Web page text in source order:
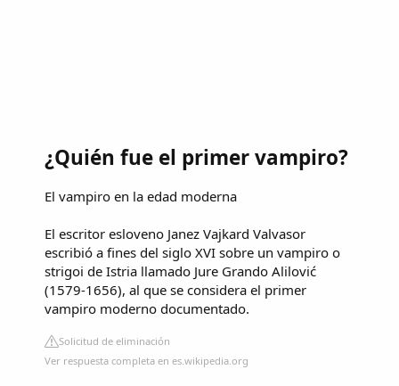
¿Quién fue el primer vampiro?
El vampiro en la edad moderna
El escritor esloveno Janez Vajkard Valvasor
escribió a fines del siglo XVI sobre un vampiro o
strigoi de Istria llamado Jure Grando Alilović
(1579-1656), al que se considera el primer
vampiro moderno documentado.
Solicitud de eliminación
Ver respuesta completa en es.wikipedia.org